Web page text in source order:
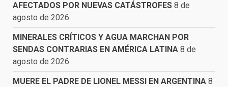
AFECTADOS POR NUEVAS CATÁSTROFES 8 de
agosto de 2026
MINERALES CRÍTICOS Y AGUA MARCHAN POR
SENDAS CONTRARIAS EN AMÉRICA LATINA 8 de
agosto de 2026
MUERE EL PADRE DE LIONEL MESSI EN ARGENTINA 8